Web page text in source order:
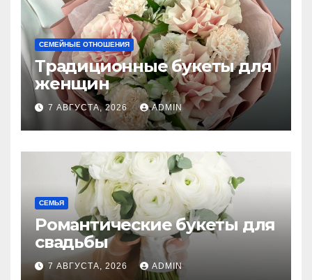
СЕМЕЙНЫЕ ОТНОШЕНИЯ
Традиционные букеты для
женщин
7 АВГУСТА, 2026 ADMIN
СЕМЬЯ
Романтические букеты для
свадьбы
7 АВГУСТА, 2026 ADMIN